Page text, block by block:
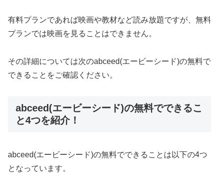
有料プランであれば映画や教材など読み放題ですが、無料
プランでは映画を見ることはできません。
その詳細については次のabceed(エービーシード)の無料で
できることをご確認ください。
abceed(エービーシード)の無料でできるこ
と4つを紹介！
abceed(エービーシード)の無料でできることは以下の4つ
となっています。